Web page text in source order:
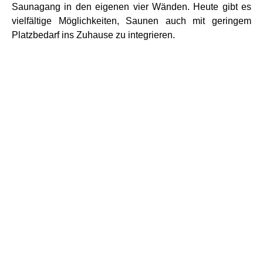
Saunagang in den eigenen vier Wänden. Heute gibt es
vielfältige Möglichkeiten, Saunen auch mit geringem
Platzbedarf ins Zuhause zu integrieren.